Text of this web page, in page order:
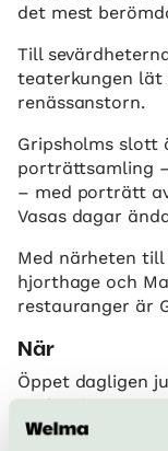
det mest
Till
teaterkungen lät
renässanstorn.
Gripsholms
porträttsamling
– med porträtt
Vasas dagar
Med närheten
hjorthage och
restauranger är
När
Öppet dagligen
Under
Pris